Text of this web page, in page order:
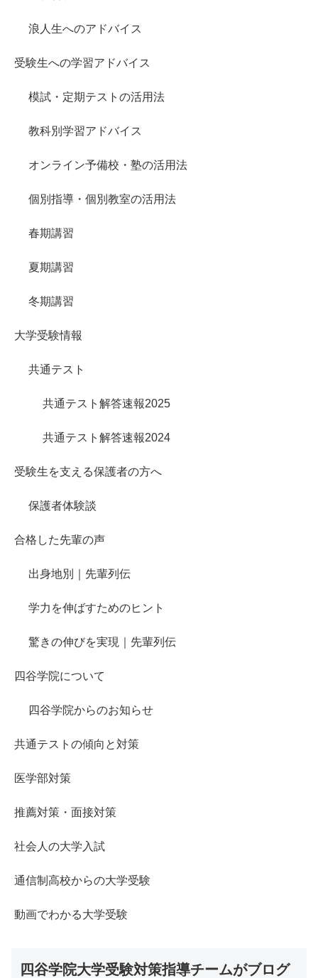
浪人生へのアドバイス
受験生への学習アドバイス
模試・定期テストの活用法
教科別学習アドバイス
オンライン予備校・塾の活用法
個別指導・個別教室の活用法
春期講習
夏期講習
冬期講習
大学受験情報
共通テスト
共通テスト解答速報2025
共通テスト解答速報2024
受験生を支える保護者の方へ
保護者体験談
合格した先輩の声
出身地別｜先輩列伝
学力を伸ばすためのヒント
驚きの伸びを実現｜先輩列伝
四谷学院について
四谷学院からのお知らせ
共通テストの傾向と対策
医学部対策
推薦対策・面接対策
社会人の大学入試
通信制高校からの大学受験
動画でわかる大学受験
四谷学院大学受験対策指導チームがブログ